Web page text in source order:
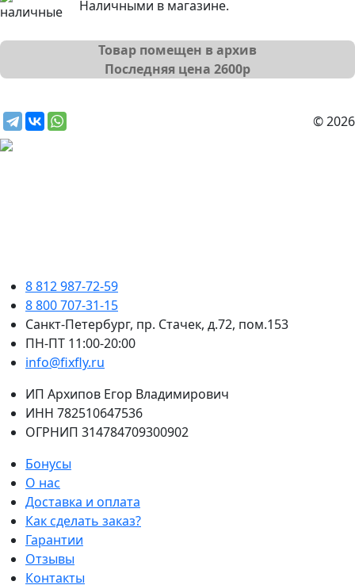
Наличными в магазине.
Товар помещен в архив
Последняя цена 2600р
© 2026
8 812 987-72-59
8 800 707-31-15
Санкт-Петербург, пр. Стачек, д.72, пом.153
ПН-ПТ 11:00-20:00
info@fixfly.ru
ИП Архипов Егор Владимирович
ИНН 782510647536
ОГРНИП 314784709300902
Бонусы
О нас
Доставка и оплата
Как сделать заказ?
Гарантии
Отзывы
Контакты